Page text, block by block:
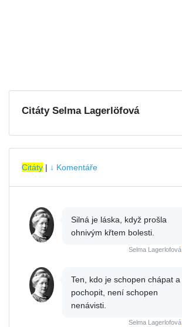
Citáty Selma Lagerlöfová
Citáty | ↓ Komentáře
Silná je láska, když prošla
ohnivým křtem bolesti.
Selma Lagerlofová
Ten, kdo je schopen chápat a
pochopit, není schopen
nenávisti.
Selma Lagerlofová